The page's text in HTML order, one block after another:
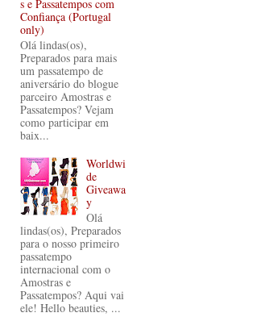
s e Passatempos com
Confiança (Portugal
only)
Olá lindas(os),
Preparados para mais
um passatempo de
aniversário do blogue
parceiro Amostras e
Passatempos? Vejam
como participar em
baix...
Worldwi
de
Giveawa
y
Olá
lindas(os), Preparados
para o nosso primeiro
passatempo
internacional com o
Amostras e
Passatempos? Aqui vai
ele! Hello beauties, ...